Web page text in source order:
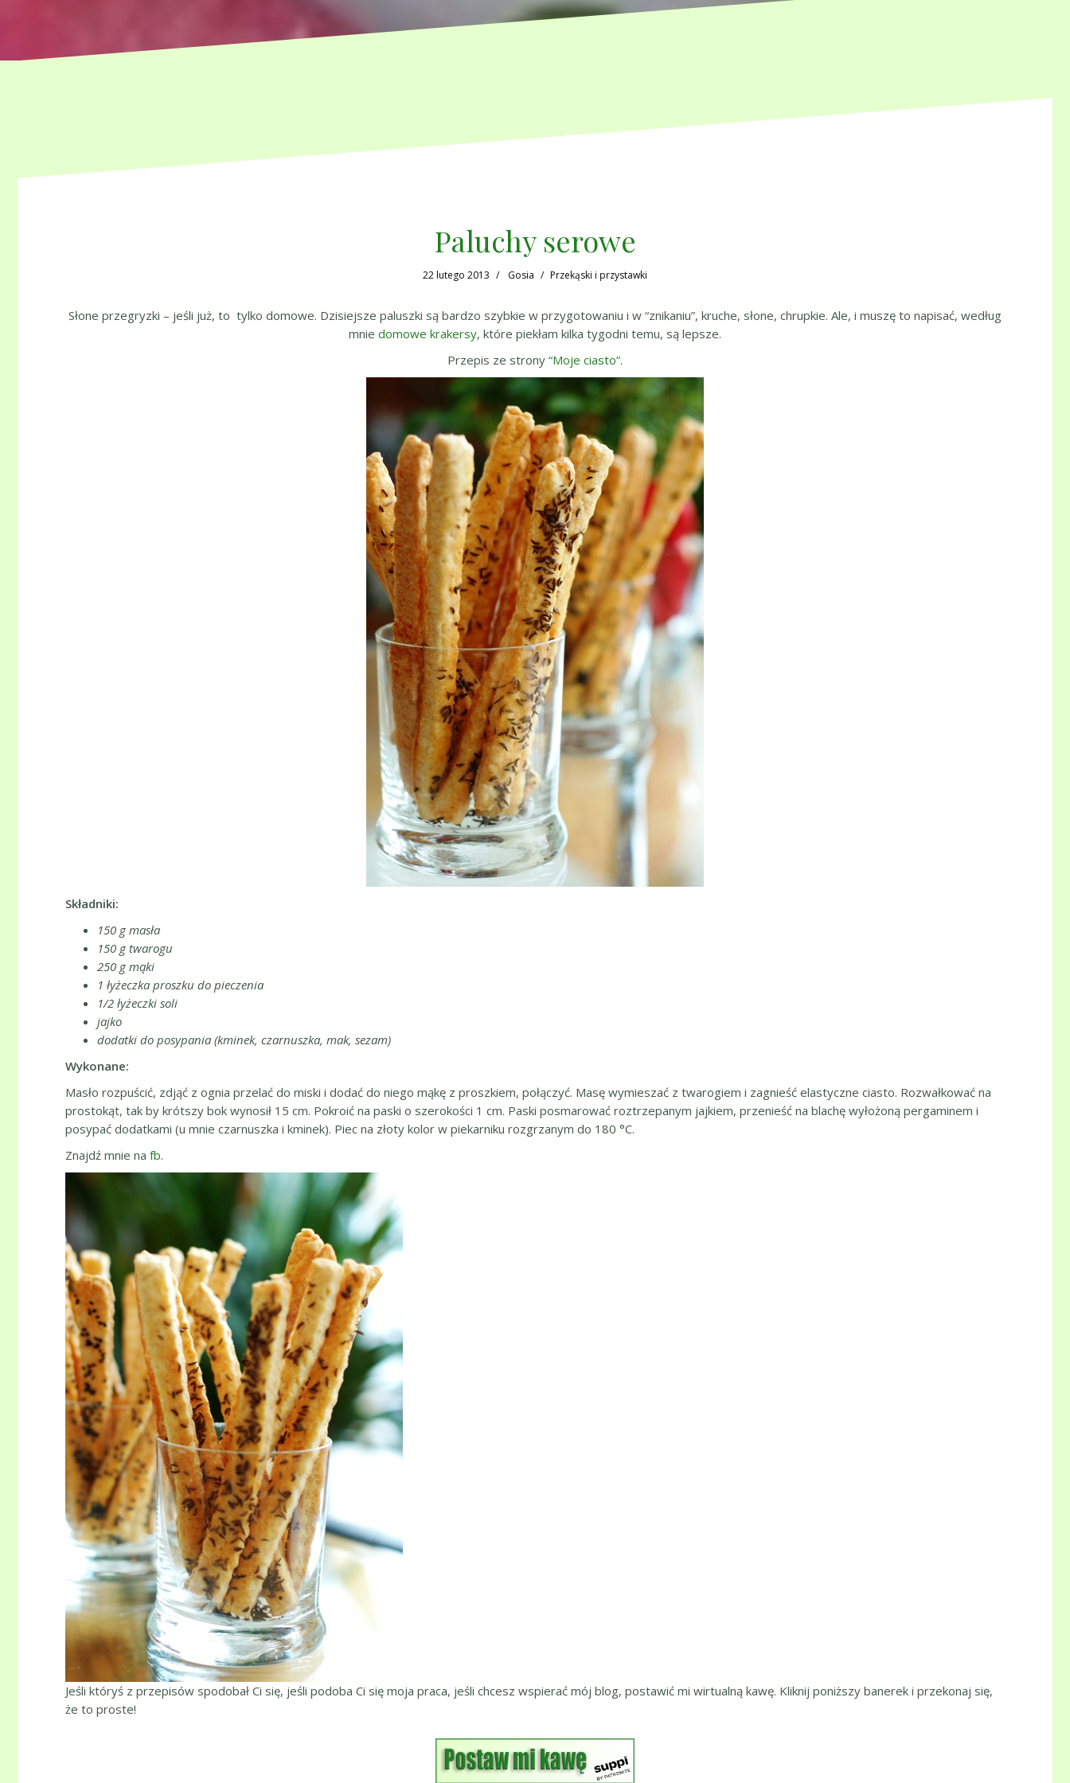
Paluchy serowe
22 lutego 2013 Gosia Przekąski i przystawki
Słone przegryzki – jeśli już, to tylko domowe. Dzisiejsze paluszki są bardzo szybkie w przygotowaniu i w “znikaniu”, kruche, słone, chrupkie. Ale, i muszę to napisać, według
mnie domowe krakersy, które piekłam kilka tygodni temu, są lepsze.
Przepis ze strony “Moje ciasto”.
Składniki:
150 g masła
150 g twarogu
250 g mąki
1 łyżeczka proszku do pieczenia
1/2 łyżeczki soli
jajko
dodatki do posypania (kminek, czarnuszka, mak, sezam)
Wykonane:
Masło rozpuścić, zdjąć z ognia przelać do miski i dodać do niego mąkę z proszkiem, połączyć. Masę wymieszać z twarogiem i zagnieść elastyczne ciasto. Rozwałkować na
prostokąt, tak by krótszy bok wynosił 15 cm. Pokroić na paski o szerokości 1 cm. Paski posmarować roztrzepanym jajkiem, przenieść na blachę wyłożoną pergaminem i
posypać dodatkami (u mnie czarnuszka i kminek). Piec na złoty kolor w piekarniku rozgrzanym do 180 °C.
Znajdź mnie na fb.
Jeśli któryś z przepisów spodobał Ci się, jeśli podoba Ci się moja praca, jeśli chcesz wspierać mój blog, postawić mi wirtualną kawę. Kliknij poniższy banerek i przekonaj się,
że to proste!